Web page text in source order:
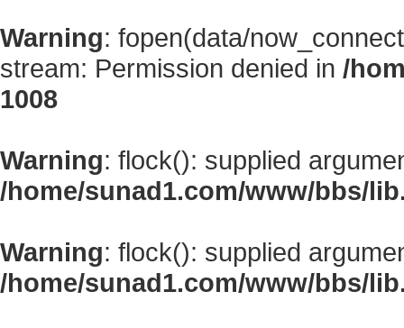
Warning: fopen(data/
stream: Permission denied in /
1008
Warning: flock(): supplied
/home/sunad1.com/www/bbs/
Warning: flock(): supplied
/home/sunad1.com/www/bbs/